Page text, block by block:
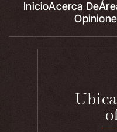
InicioAcerca De